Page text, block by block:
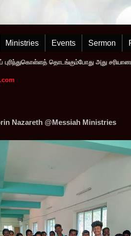
Ministries Events Sermon
தொடங்கும்போது அது
Nazareth @Messiah Ministries